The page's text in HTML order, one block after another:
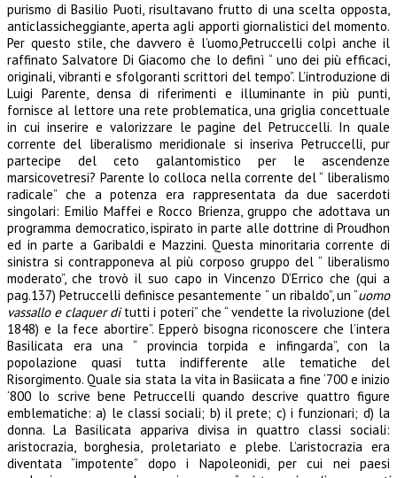
purismo di Basilio Puoti, risultavano frutto di una scelta opposta,
anticlassicheggiante, aperta agli apporti giornalistici del momento.
Per questo stile, che davvero è l’uomo,Petruccelli colpì anche il
raffinato Salvatore Di Giacomo che lo definì “ uno dei più efficaci,
originali, vibranti e sfolgoranti scrittori del tempo”. L’introduzione di
Luigi Parente, densa di riferimenti e illuminante in più punti,
fornisce al lettore una rete problematica, una griglia concettuale
in cui inserire e valorizzare le pagine del Petruccelli. In quale
corrente del liberalismo meridionale si inseriva Petruccelli, pur
partecipe del ceto galantomistico per le ascendenze
marsicovetresi? Parente lo colloca nella corrente del “ liberalismo
radicale” che a potenza era rappresentata da due sacerdoti
singolari: Emilio Maffei e Rocco Brienza, gruppo che adottava un
programma democratico, ispirato in parte alle dottrine di Proudhon
ed in parte a Garibaldi e Mazzini. Questa minoritaria corrente di
sinistra si contrapponeva al più corposo gruppo del “ liberalismo
moderato”, che trovò il suo capo in Vincenzo D’Errico che (qui a
pag.137) Petruccelli definisce pesantemente “ un ribaldo”, un “uomo
vassallo e claquer ditutti i poteri” che “ vendette la rivoluzione (del
1848) e la fece abortire”. Epperò bisogna riconoscere che l’intera
Basilicata era una “ provincia torpida e infingarda”, con la
popolazione quasi tutta indifferente alle tematiche del
Risorgimento. Quale sia stata la vita in Basiicata a fine ‘700 e inizio
‘800 lo scrive bene Petruccelli quando descrive quattro figure
emblematiche: a) le classi sociali; b) il prete; c) i funzionari; d) la
donna. La Basilicata appariva divisa in quattro classi sociali:
aristocrazia, borghesia, proletariato e plebe. L’aristocrazia era
diventata “impotente” dopo i Napoleonidi, per cui nei paesi